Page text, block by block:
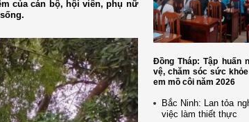
của cán bộ, hội viên, phụ nữ
Đồng Tháp: Tập huấn
vệ, chăm sóc sức
em mồ côi năm 2026
Bắc Ninh: Lan tỏa
việc làm thiết thực